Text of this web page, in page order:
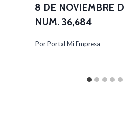
8 DE NOVIEMBRE
NUM. 36,684
Por Portal Mi Empresa